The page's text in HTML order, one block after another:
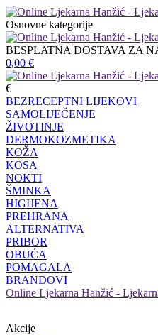
Osnovne kategorije
BESPLATNA DOSTAVA ZA
0,00 €
€
BEZRECEPTNI LIJEKOVI
SAMOLIJEČENJE
ŽIVOTINJE
DERMOKOZMETIKA
KOŽA
KOSA
NOKTI
ŠMINKA
HIGIJENA
PREHRANA
ALTERNATIVA
PRIBOR
OBUĆA
POMAGALA
BRANDOVI
Online Ljekarna Hanžić -
Akcije